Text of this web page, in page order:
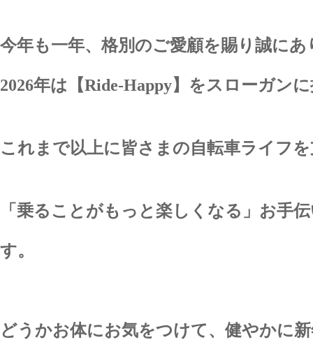
今年も一年、格別のご愛顧を賜り誠に
2026年は【Ride-Happy】をスローガン
これまで以上に皆さまの自転車ライフ
「乗ることがもっと楽しくなる」お手
す。
どうかお体にお気をつけて、健やかに